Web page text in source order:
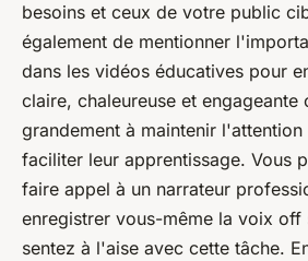
besoins et ceux de votre public
également de mentionner
dans les vidéos éducatives pour
claire, chaleureuse et engageante
grandement à maintenir l'attention
faciliter leur apprentissage. Vous
faire appel à un narrateur
enregistrer vous-même la voix off
sentez à l'aise avec cette tâche.